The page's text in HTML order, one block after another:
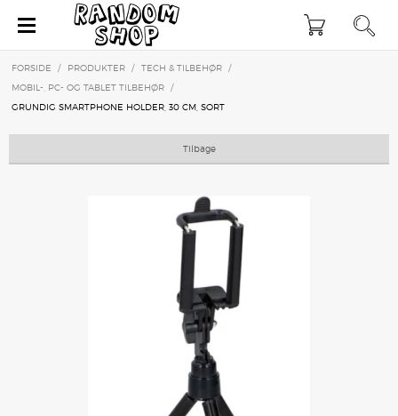
FORSIDE / PRODUKTER / TECH & TILBEHØR
/
MOBIL-, PC- OG TABLET TILBEHØR
/
GRUNDIG SMARTPHONE HOLDER, 30 CM, SORT
Tilbage